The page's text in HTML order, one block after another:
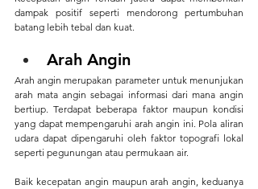
dampak positif seperti mendorong pertumbuhan
batang lebih tebal dan kuat.
Arah Angin
Arah angin merupakan parameter untuk menunjukan
arah mata angin sebagai informasi dari mana angin
bertiup. Terdapat beberapa faktor maupun kondisi
yang dapat mempengaruhi arah angin ini. Pola aliran
udara dapat dipengaruhi oleh faktor topografi lokal
seperti pegunungan atau permukaan air.
Baik kecepatan angin maupun arah angin, keduanya